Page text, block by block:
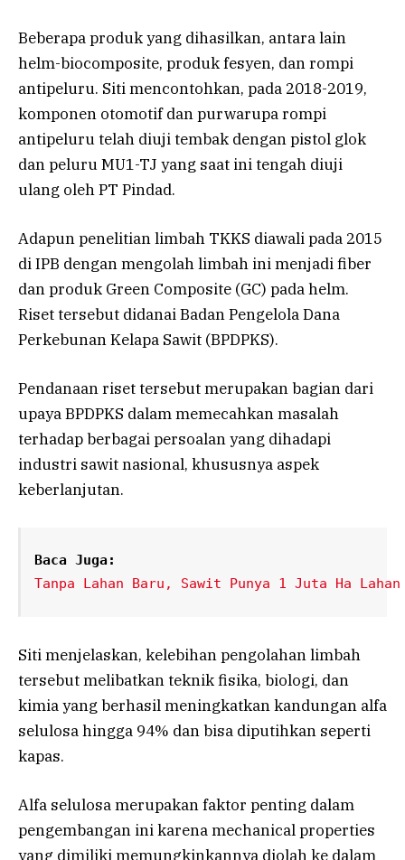
Beberapa produk yang dihasilkan, antara lain
helm-biocomposite, produk fesyen, dan rompi
antipeluru. Siti mencontohkan, pada 2018-2019,
komponen otomotif dan purwarupa rompi
antipeluru telah diuji tembak dengan pistol glok
dan peluru MU1-TJ yang saat ini tengah diuji
ulang oleh PT Pindad.
Adapun penelitian limbah TKKS diawali pada 2015
di IPB dengan mengolah limbah ini menjadi fiber
dan produk Green Composite (GC) pada helm.
Riset tersebut didanai Badan Pengelola Dana
Perkebunan Kelapa Sawit (BPDPKS).
Pendanaan riset tersebut merupakan bagian dari
upaya BPDPKS dalam memecahkan masalah
terhadap berbagai persoalan yang dihadapi
industri sawit nasional, khususnya aspek
keberlanjutan.
Baca Juga:
Tanpa Lahan Baru, Sawit Punya 1 Juta Ha Lahan
Siti menjelaskan, kelebihan pengolahan limbah
tersebut melibatkan teknik fisika, biologi, dan
kimia yang berhasil meningkatkan kandungan alfa
selulosa hingga 94% dan bisa diputihkan seperti
kapas.
Alfa selulosa merupakan faktor penting dalam
pengembangan ini karena mechanical properties
yang dimiliki memungkinkannya diolah ke dalam